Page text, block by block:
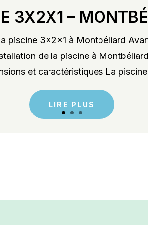
3X2X1 –
piscine 3x2x1 à Montbéliard
de la piscine à
et caractéristiques La
LIRE PLUS